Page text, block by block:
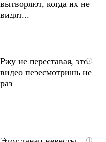
вытворяют, когда их не
видят...
i
Ржу не переставая, это
видео пересмотришь не
раз
i